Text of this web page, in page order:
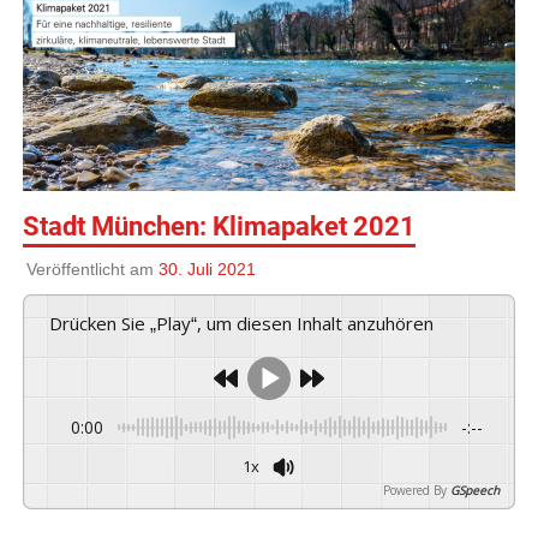
Stadt München: Klimapaket 2021
Veröffentlicht am 30. Juli 2021
Drücken Sie „Play“, um diesen Inhalt anzuhören
0:00 -:--
1x
Powered By GSpeech